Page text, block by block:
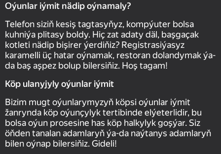
Oýunlar iýmit nädip oýnamaly?
Telefon siziň kesiş tagtasyňyz, kompýuter bolsa
kuhniýa plitasy boldy. Hiç zat adaty däl, başgaçak
kotleti nädip bişirer ýerdiňiz? Registrasiýasyz
karamelli üç hatar oýnamak, restoran dolandymak ýa-
da baş aşpez bolup bilersiňiz. Hoş tagam!
Köp ulanyjyly oýunlar iýmit
Bizim mugt oýunlarymyzyň köpsi oýunlar iýmit
žanrynda köp oýunçylyk tertibinde elýeterlidir, bu
bolsa oýun prosesine has köp halkylyk goşýar. Siz
öňden tanalan adamlaryň ýa-da naýtanys adamlaryň
bilen oýnap bilersiňiz. Gideli!